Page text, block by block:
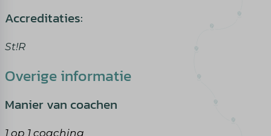
Accreditaties:
St!R
Overige informatie
Manier van coachen
1 op 1 coaching